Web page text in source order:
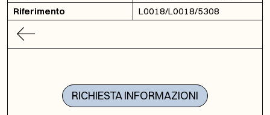
Riferimento
L0018/L0018/5308
RICHIESTA INFORMAZIONI